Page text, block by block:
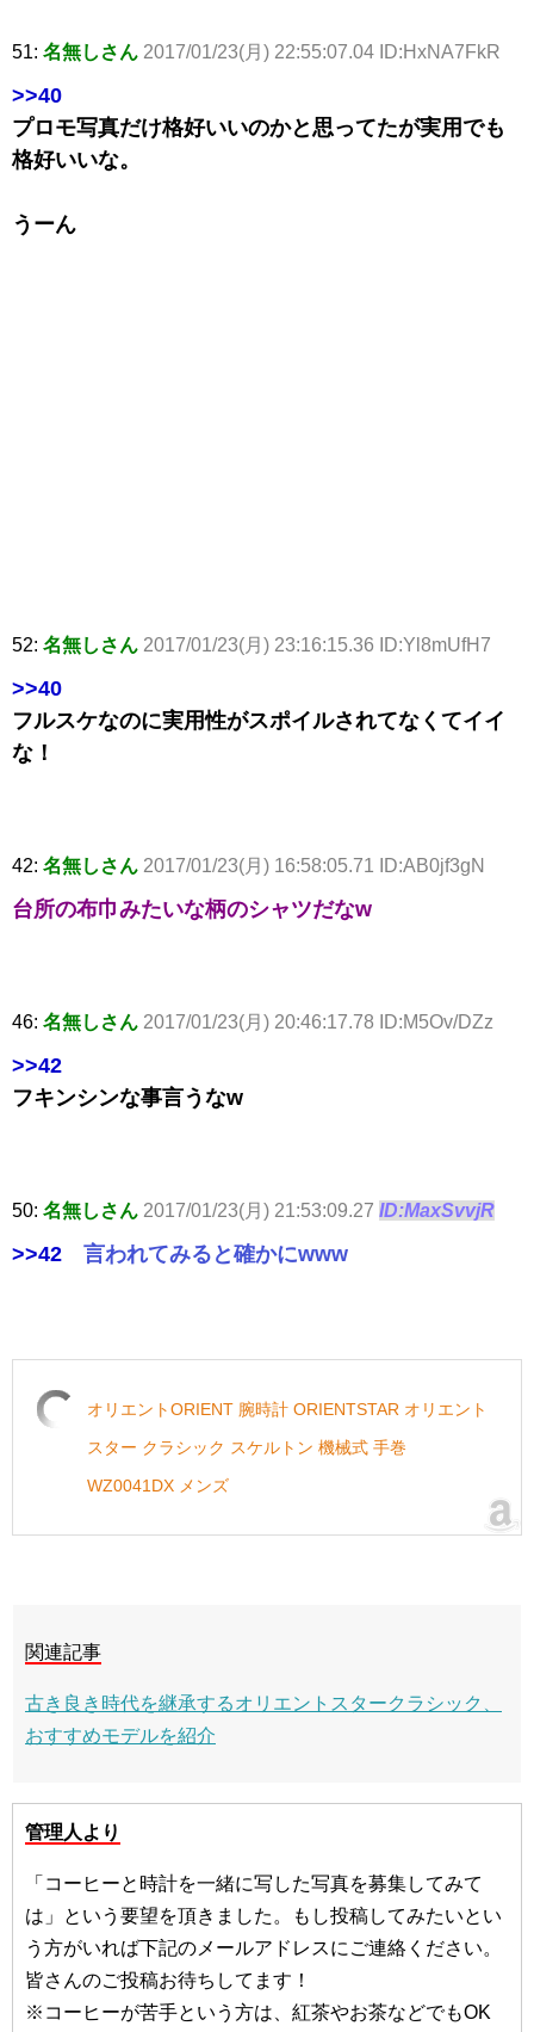
51: 名無しさん 2017/01/23(月) 22:55:07.04 ID:HxNA7FkR
>>40
プロモ写真だけ格好いいのかと思ってたが実用でも
格好いいな。
うーん
52: 名無しさん 2017/01/23(月) 23:16:15.36 ID:Yl8mUfH7
>>40
フルスケなのに実用性がスポイルされてなくてイイ
な！
42: 名無しさん 2017/01/23(月) 16:58:05.71 ID:AB0jf3gN
台所の布巾みたいな柄のシャツだなw
46: 名無しさん 2017/01/23(月) 20:46:17.78 ID:M5Ov/DZz
>>42
フキンシンな事言うなw
50: 名無しさん 2017/01/23(月) 21:53:09.27 ID:MaxSvvjR
>>42 言われてみると確かにwww
オリエントORIENT 腕時計 ORIENTSTAR オリエント
スター クラシック スケルトン 機械式 手巻
WZ0041DX メンズ
関連記事
古き良き時代を継承するオリエントスタークラシック、
おすすめモデルを紹介
管理人より
「コーヒーと時計を一緒に写した写真を募集してみて
は」という要望を頂きました。もし投稿してみたいとい
う方がいれば下記のメールアドレスにご連絡ください。
皆さんのご投稿お待ちしてます！
※コーヒーが苦手という方は、紅茶やお茶などでもOK